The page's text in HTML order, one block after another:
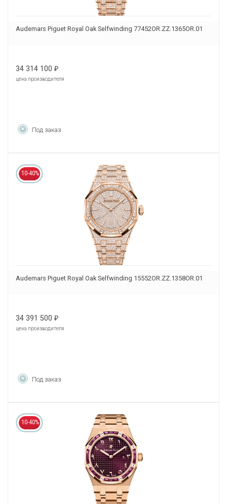
Audemars Piguet Royal Oak Selfwinding 77452OR.ZZ.1365OR.01
34 314 100 ₽
цена производителя
Под заказ
10-40%
Audemars Piguet Royal Oak Selfwinding 15552OR.ZZ.1358OR.01
34 391 500 ₽
цена производителя
Под заказ
10-40%